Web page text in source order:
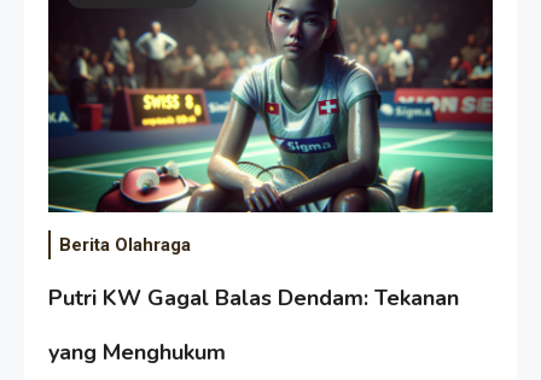
Event Besar
Berita Olahraga
Putri KW Gagal Balas Dendam: Tekanan
yang Menghukum